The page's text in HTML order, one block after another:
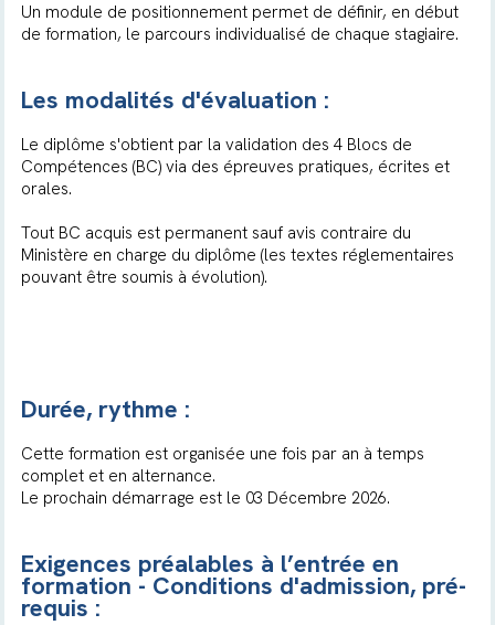
Un module de positionnement permet de définir, en début
de formation, le parcours individualisé de chaque stagiaire.
Les modalités d'évaluation :
Le diplôme s'obtient par la validation des 4 Blocs de
Compétences (BC) via des épreuves pratiques, écrites et
orales.
Tout BC acquis est permanent sauf avis contraire du
Ministère en charge du diplôme (les textes réglementaires
pouvant être soumis à évolution).
Durée, rythme :
Cette formation est organisée une fois par an à temps
complet et en alternance.
Le prochain démarrage est le 03 Décembre 2026.
Exigences préalables à l’entrée en
formation - Conditions d'admission, pré-
requis :